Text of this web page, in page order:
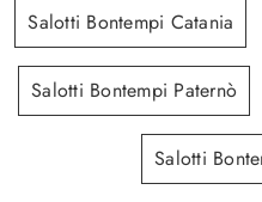
Salotti Bontempi Catania
Salotti Bontempi Paternò
Salotti